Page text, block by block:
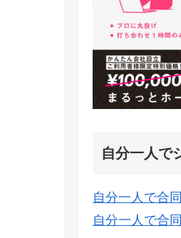
自分一人で
自分一人で合
自分一人で合